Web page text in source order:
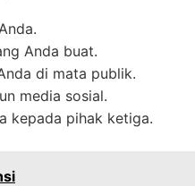
Anda buat.
di mata publik.
media sosial.
kepada pihak ketiga.